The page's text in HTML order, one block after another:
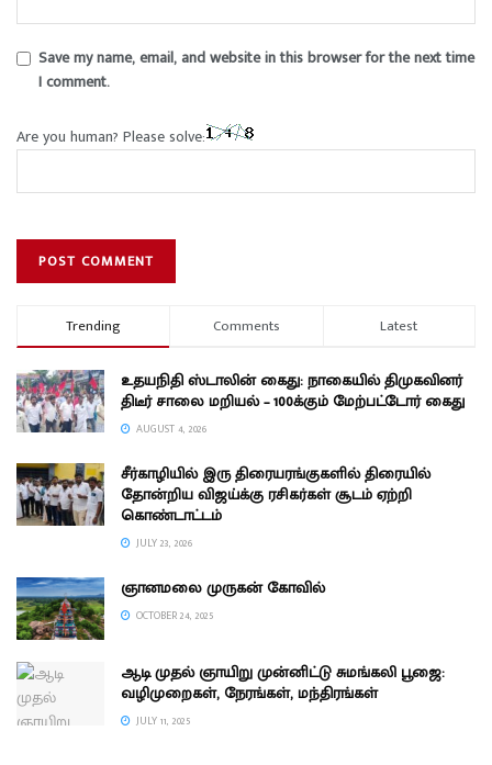
Save my name, email, and website in this browser for the next time
I comment.
Are you human? Please solve:
Trending Comments Latest
உதயநிதி ஸ்டாலின் கைது: நாகையில் திமுகவினர்
திடீர் சாலை மறியல் – 100க்கும் மேற்பட்டோர் கைது
AUGUST 4, 2026
சீர்காழியில் இரு திரையரங்குகளில் திரையில்
தோன்றிய விஜய்க்கு ரசிகர்கள் சூடம் ஏற்றி
கொண்டாட்டம்
JULY 23, 2026
ஞானமலை முருகன் கோவில்
OCTOBER 24, 2025
ஆடி முதல் ஞாயிறு முன்னிட்டு சுமங்கலி பூஜை:
வழிமுறைகள், நேரங்கள், மந்திரங்கள்
JULY 11, 2025